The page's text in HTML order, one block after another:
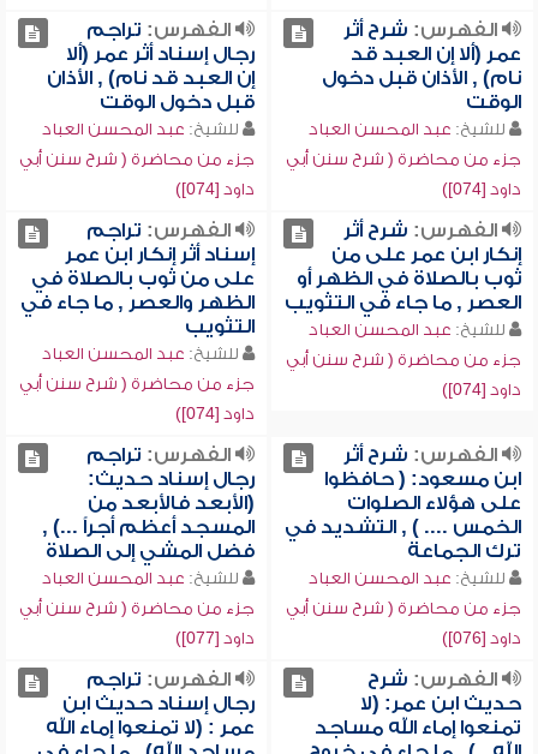
الفهرس: شرح أثر
عمر (ألا إن العبد قد
نام) , الأذان قبل دخول
الوقت
للشيخ: عبد المحسن العباد
جزء من محاضرة ( شرح سنن أبي
داود [074])
الفهرس: تراجم
رجال إسناد أثر عمر (ألا
إن العبد قد نام) , الأذان
قبل دخول الوقت
للشيخ: عبد المحسن العباد
جزء من محاضرة ( شرح سنن أبي
داود [074])
الفهرس: شرح أثر
إنكار ابن عمر على من
ثوب بالصلاة في الظهر أو
العصر , ما جاء في التثويب
للشيخ: عبد المحسن العباد
جزء من محاضرة ( شرح سنن أبي
داود [074])
الفهرس: تراجم
إسناد أثر إنكار ابن عمر
على من ثوب بالصلاة في
الظهر والعصر , ما جاء في
التثويب
للشيخ: عبد المحسن العباد
جزء من محاضرة ( شرح سنن أبي
داود [074])
الفهرس: شرح أثر
ابن مسعود: ( حافظوا
على هؤلاء الصلوات
الخمس .... ) , التشديد في
ترك الجماعة
للشيخ: عبد المحسن العباد
جزء من محاضرة ( شرح سنن أبي
داود [076])
الفهرس: تراجم
رجال إسناد حديث:
(الأبعد فالأبعد من
المسجد أعظم أجراً ...) ,
فضل المشي إلى الصلاة
للشيخ: عبد المحسن العباد
جزء من محاضرة ( شرح سنن أبي
داود [077])
الفهرس: شرح
حديث ابن عمر: (لا
تمنعوا إماء الله مساجد
الفهرس: تراجم
رجال إسناد حديث ابن
عمر : (لا تمنعوا إماء الله